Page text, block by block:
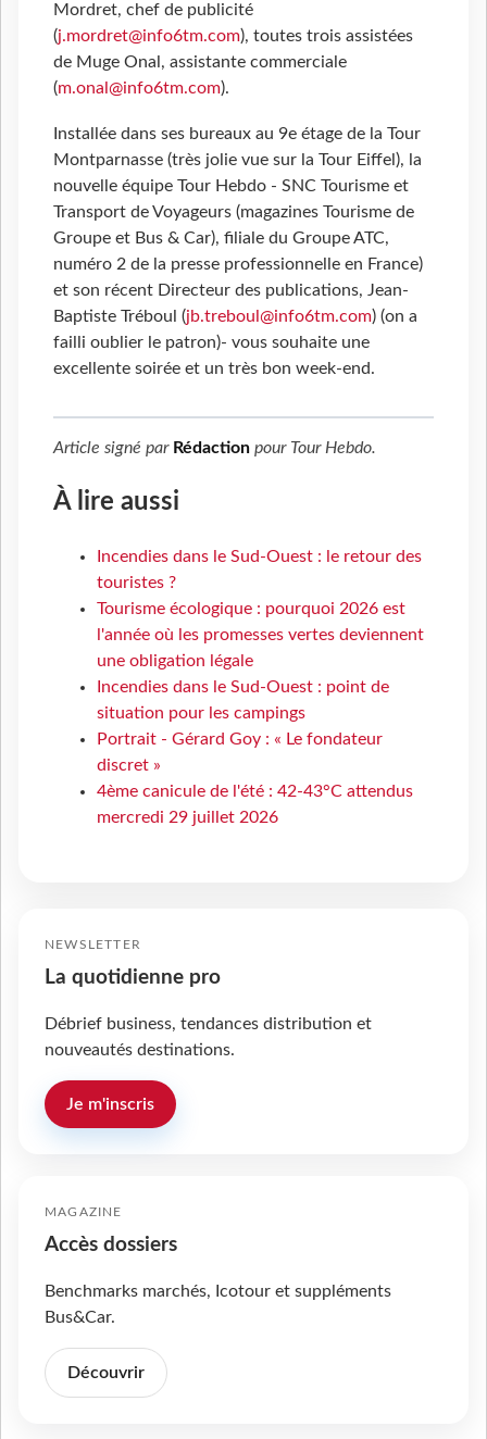
Mordret, chef de publicité
(j.mordret@info6tm.com), toutes trois assistées
de Muge Onal, assistante commerciale
(m.onal@info6tm.com).
Installée dans ses bureaux au 9e étage de la Tour
Montparnasse (très jolie vue sur la Tour Eiffel), la
nouvelle équipe Tour Hebdo - SNC Tourisme et
Transport de Voyageurs (magazines Tourisme de
Groupe et Bus & Car), filiale du Groupe ATC,
numéro 2 de la presse professionnelle en France)
et son récent Directeur des publications, Jean-
Baptiste Tréboul (jb.treboul@info6tm.com) (on a
failli oublier le patron)- vous souhaite une
excellente soirée et un très bon week-end.
Article signé par Rédaction pour Tour Hebdo.
À lire aussi
Incendies dans le Sud-Ouest : le retour des
touristes ?
Tourisme écologique : pourquoi 2026 est
l'année où les promesses vertes deviennent
une obligation légale
Incendies dans le Sud-Ouest : point de
situation pour les campings
Portrait - Gérard Goy : « Le fondateur
discret »
4ème canicule de l'été : 42-43°C attendus
mercredi 29 juillet 2026
NEWSLETTER
La quotidienne pro
Débrief business, tendances distribution et
nouveautés destinations.
Je m'inscris
MAGAZINE
Accès dossiers
Benchmarks marchés, Icotour et suppléments
Bus&Car.
Découvrir